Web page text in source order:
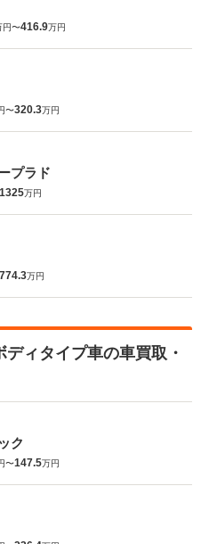
円〜416.9万円
〜320.3万円
プラド
1325万円
774.3万円
ィタイプ車の車買取・
ク
〜147.5万円